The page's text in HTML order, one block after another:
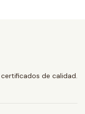
de calidad.